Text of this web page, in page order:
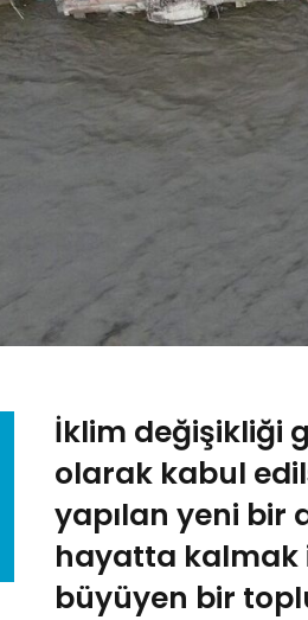
İklim değişikliği
olarak kabul
yapılan yeni bir
hayatta kalmak
büyüyen bir